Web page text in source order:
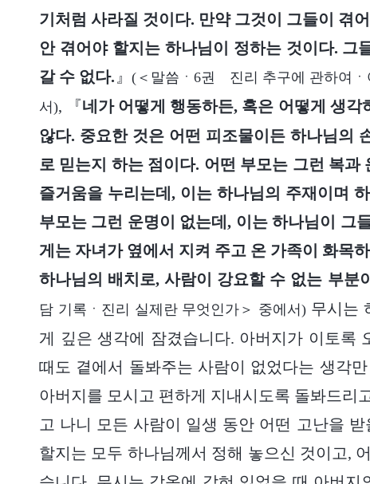
기처럼 사라질 것이다. 만약 그것이 그들이 겪
안 겪어야 할지는 하나님이 정하는 것이다. 그
갈 수 없다. 』 (＜말씀ㆍ6권 진리 추구에 관하여ㆍ
서), 『네가 어떻게 행동하든, 혹은 어떻게 생각
않다. 중요한 것은 어떤 피조물이든 하나님의
로 믿는지 하는 점이다. 어떤 부모는 그런 복과
즐거움을 누리는데, 이는 하나님의 주재이며
부모는 그런 운명이 없는데, 이는 하나님이 그
게는 자녀가 옆에서 지켜 주고 온 가족이 화목
하나님의 배치로, 사람이 강요할 수 없는 부분
담 기록ㆍ진리 실제란 무엇인가＞ 중에서) 무시는
게 깊은 생각에 잠겼습니다. 아버지가 이토록
때도 곁에서 돌봐주는 사람이 없었다는 생각
아버지를 모시고 편하게 지내시도록 돌봐드리
고 나니 모든 사람이 일생 동안 어떤 고난을
할지는 모두 하나님께서 정해 놓으신 것이고,